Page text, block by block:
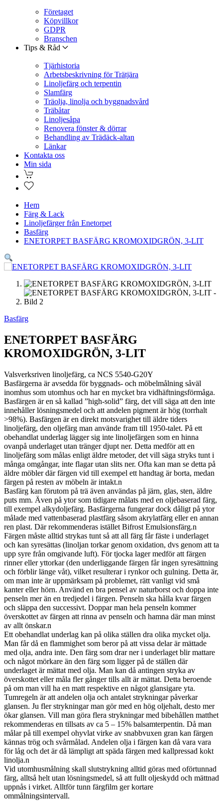
Företaget
Köpvillkor
GDPR
Branschen
Tips & Råd
Tjärhistoria
Arbetsbeskrivning för Trätjära
Linoljefärg och terpentin
Slamfärg
Träolja, linolja och byggnadsvård
Träbåtar
Linoljesåpa
Renovera fönster & dörrar
Behandling av Trädäck-altan
Länkar
Kontakta oss
Min sida
Hem
Färg & Lack
Linoljefärger från Enetorpet
Basfärg
ENETORPET BASFÄRG KROMOXIDGRÖN, 3-LIT
Basfärg
ENETORPET BASFÄRG
KROMOXIDGRÖN, 3-LIT
Valsverksriven linoljefärg, ca NCS 5540-G20Y
Basfärgerna är avsedda för byggnads- och möbelmålning såväl
inomhus som utomhus och har en mycket bra vidhäftningsförmåga.
Basfärgen är en så kallad ”high-solid” färg, det vill säga att den inte
innehåller lösningsmedel och att andelen pigment är hög (torrhalt
>98%). Basfärgen är en direkt motsvarighet till äldre tiders
linoljefärg, den oljefärg man använde fram till 1950-talet. På ett
obehandlat underlag lägger sig inte linoljefärgen som en hinna
ovanpå underlaget utan tränger djupt ner. Detta medför att en
linoljefärg som målas enligt äldre metoder, det vill säga stryks tunt i
många omgångar, inte flagar utan slits ner. Ofta kan man se detta på
äldre möbler där färgen vid till exempel ett handtag är borta, medan
färgen på resten av möbeln är intakt.n
Basfärg kan förutom på trä även användas på järn, glas, sten, äldre
puts mm. Även på ytor som tidigare målats med en oljebaserad färg,
till exempel alkydoljefärg. Basfärgerna fungerar dock dåligt på ytor
målade med vattenbaserad plastfärg såsom akrylatfärg eller en annan
ren plast. Där rekommenderas istället Bifrost Emulsionsfärg.n
Färgen måste alltid strykas tunt så att all färg får fäste i underlaget
och kan syresättas (linoljan torkar genom oxidation, dvs genom att ta
upp syre från omgivande luft). För tjocka lager medför att färgen
rinner eller yttorkar (den underliggande färgen får ingen syresättning
och förblir länge våt), vilket resulterar i rynkor och gulning. Detta är,
om man inte är uppmärksam på problemet, rätt vanligt vid små
kanter eller hörn. Använd en bra pensel av naturborst och doppa inte
penseln mer än en tredjedel i färgen. Penseln ska hålla kvar färgen
och släppa den successivt. Doppar man hela penseln kommer
överskottet av färgen att rinna av penseln och hamna där man minst
av allt önskar.n
Ett obehandlat underlag kan på olika ställen dra olika mycket olja.
Man får då en flammighet som beror på att vissa delar är mättade
med olja, andra inte. Den färg som drar ner i underlaget blir mattare
och något mörkare än den färg som ligger på de ställen där
underlaget är mättat med olja. Man kan då antingen stryka av
överskottet eller måla fler gånger tills allt är mättat. Detta beroende
på om man vill ha en matt respektive en något glansigare yta.
Tumregeln är att andelen olja och antalet strykningar påverkar
glansen. Ju fler strykningar man gör med en hög oljehalt, desto mer
ökar glansen. Vill man göra flera strykningar med bibehållen matthet
rekommenderas en tillsats av ca 5 – 15% balsamterpentin. Då man
målar på till exempel ohyvlat virke av snabbvuxen gran kan färgen
kännas trög och svårmålad. Andelen olja i färgen kan då vara vara
för låg och det är då lämpligt att späda färgen med kallpressad kokt
linolja.n
Vid utomhusmålning skall slutstrykning alltid göras med oförtunnad
färg, alltså helt utan lösningsmedel, så att fullt oljeskydd och mättnad
uppnås i virket. Alltför tunn färgfilm ger kortare
ommålningsintervall.